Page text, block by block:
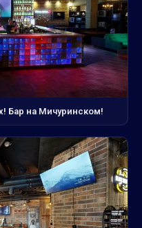
Бар на Мичуринском!